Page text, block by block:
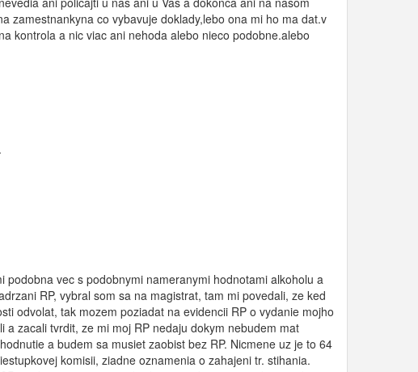
zamestnankyna co vybavuje doklady,lebo ona mi ho ma dat.v
kontrola a nic viac ani nehoda alebo nieco podobne.alebo
vec s podobnymi nameranymi hodnotami alkoholu a
RP, vybral som sa na magistrat, tam mi povedali, ze ked
odvolat, tak mozem poziadat na evidencii RP o vydanie mojho
zacali tvrdit, ze mi moj RP nedaju dokym nebudem mat
a budem sa musiet zaobist bez RP. Nicmene uz je to 64
komisii, ziadne oznamenia o zahajeni tr. stihania.